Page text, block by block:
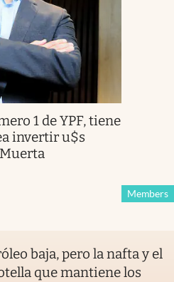
1 de YPF, tiene
invertir u$s
Members
baja, pero la nafta y el
que mantiene los